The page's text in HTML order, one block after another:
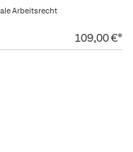
Arbeitsrecht
109,00 €*